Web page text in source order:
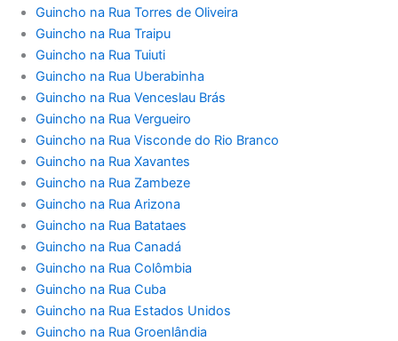
Guincho na Rua Torres de Oliveira
Guincho na Rua Traipu
Guincho na Rua Tuiuti
Guincho na Rua Uberabinha
Guincho na Rua Venceslau Brás
Guincho na Rua Vergueiro
Guincho na Rua Visconde do Rio Branco
Guincho na Rua Xavantes
Guincho na Rua Zambeze
Guincho na Rua Arizona
Guincho na Rua Batataes
Guincho na Rua Canadá
Guincho na Rua Colômbia
Guincho na Rua Cuba
Guincho na Rua Estados Unidos
Guincho na Rua Groenlândia